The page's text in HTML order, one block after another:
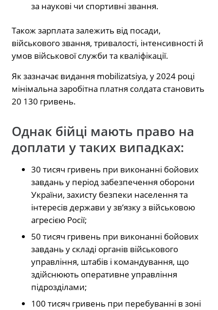
за наукові чи спортивні звання.
Також зарплата залежить від посади,
військового звання, тривалості, інтенсивності й
умов військової служби та кваліфікації.
Як зазначає видання mobilizatsiya, у 2024 році
мінімальна заробітна платня солдата становить
20 130 гривень.
Однак бійці мають право на
доплати у таких випадках:
30 тисяч гривень при виконанні бойових
завдань у період забезпечення оборони
України, захисту безпеки населення та
інтересів держави у зв’язку з військовою
агресією Росії;
50 тисяч гривень при виконанні бойових
завдань у складі органів військового
управління, штабів і командування, що
здійснюють оперативне управління
підрозділами;
100 тисяч гривень при перебуванні в зоні